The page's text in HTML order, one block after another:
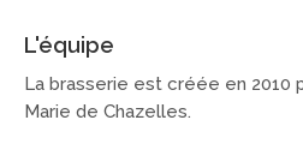
L'équipe
La brasserie est créée en 2010
Marie de Chazelles.